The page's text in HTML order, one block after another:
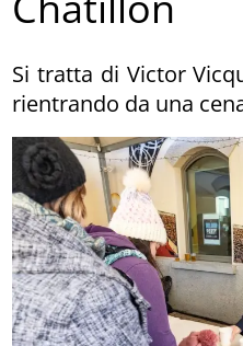
Si tratta di Victor
rientrando da una